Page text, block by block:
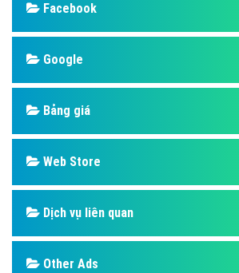
Facebook
Google
Bảng giá
Web Store
Dịch vụ liên quan
Other Ads